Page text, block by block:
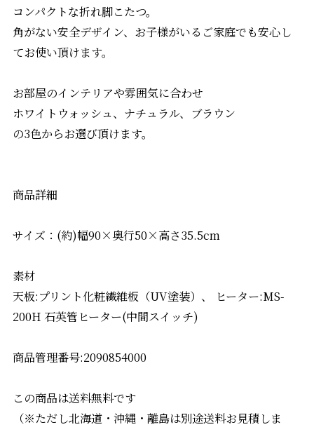
コンパクトな折れ脚こたつ。
角がない安全デザイン、お子様がいるご家庭でも安心し
てお使い頂けます。
お部屋のインテリアや雰囲気に合わせ
ホワイトウォッシュ、ナチュラル、ブラウン
の3色からお選び頂けます。
商品詳細
サイズ：(約)幅90×奥行50×高さ35.5cm
素材
天板:プリント化粧繊維板（UV塗装）、 ヒーター:MS-
200H 石英管ヒーター(中間スイッチ)
商品管理番号:2090854000
この商品は送料無料です
（※ただし北海道・沖縄・離島は別途送料お見積しま